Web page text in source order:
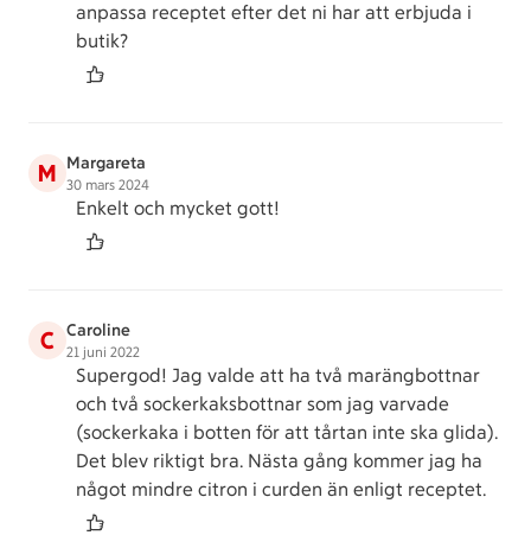
anpassa receptet efter det ni har att erbjuda i
butik?
M Margareta
30 mars 2024
Enkelt och mycket gott!
C Caroline
21 juni 2022
Supergod! Jag valde att ha två marängbottnar
och två sockerkaksbottnar som jag varvade
(sockerkaka i botten för att tårtan inte ska glida).
Det blev riktigt bra. Nästa gång kommer jag ha
något mindre citron i curden än enligt receptet.